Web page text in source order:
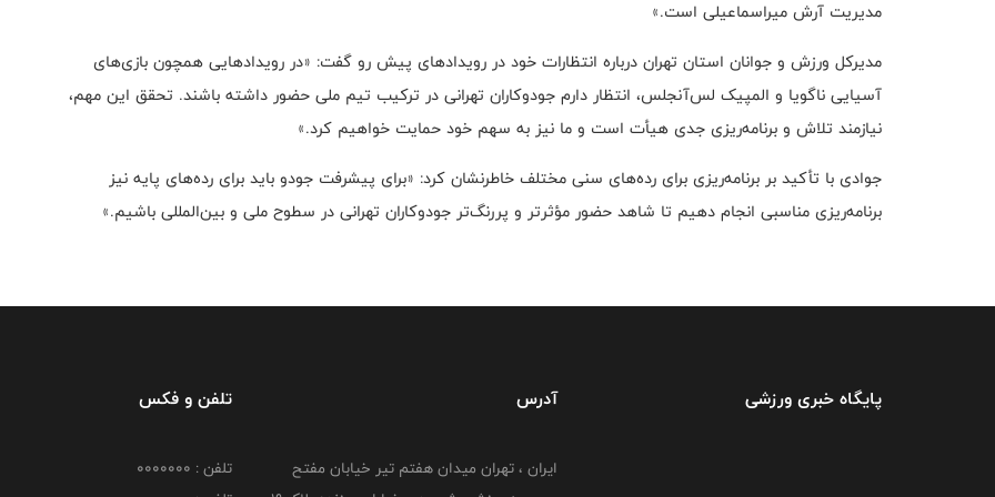
مدیریت آرش میراسماعیلی است.»
مدیرکل ورزش و جوانان استان تهران درباره انتظارات خود در رویدادهای پیش رو گفت: «در رویدادهایی همچون بازی‌های
آسیایی ناگویا و المپیک لس‌آنجلس، انتظار دارم جودوکاران تهرانی در ترکیب تیم ملی حضور داشته باشند. تحقق این مهم،
نیازمند تلاش و برنامه‌ریزی جدی هیأت است و ما نیز به سهم خود حمایت خواهیم کرد.»
جوادی با تأکید بر برنامه‌ریزی برای رده‌های سنی مختلف خاطرنشان کرد: «برای پیشرفت جودو باید برای رده‌های پایه نیز
برنامه‌ریزی مناسبی انجام دهیم تا شاهد حضور مؤثرتر و پررنگ‌تر جودوکاران تهرانی در سطوح ملی و بین‌المللی باشیم.»
پایگاه خبری ورزشی آدرس
ایران ، تهران میدان هفتم تیر خیابان مفتح
تلفن و فکس
تلفن : 0000000